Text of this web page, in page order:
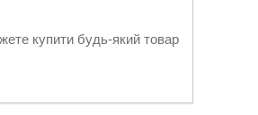
купити будь-який товар